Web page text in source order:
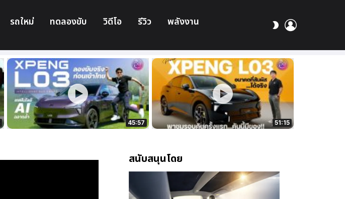
รถใหม่ ทดลองขับ วิดีโอ รีวิว พลังงาน
สลับ
45:57 51:15
สนับสนุนโดย